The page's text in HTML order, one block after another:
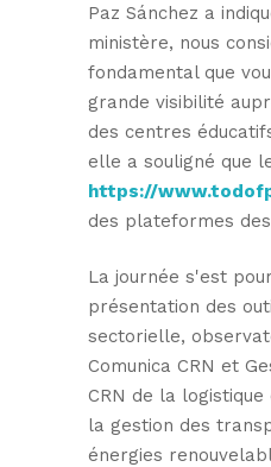
Paz Sánchez a
ministère, nous
fondamental que
grande visibilité
des centres
elle a souligné que
https://
des plateformes des
La journée s'est
présentation des
sectorielle,
Comunica CRN et
CRN de la
la gestion des
énergies